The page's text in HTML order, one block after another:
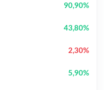
90,90%
43,80%
2,30%
5,90%